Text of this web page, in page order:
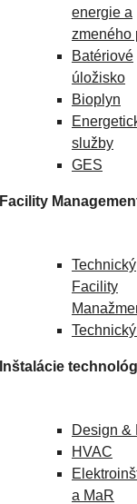
energie a
zmeného
Batériové
úložisko
Bioplyn
služby
GES
Facility
Technický
Facility
Inštalácie
Design &
HVAC
a MaR